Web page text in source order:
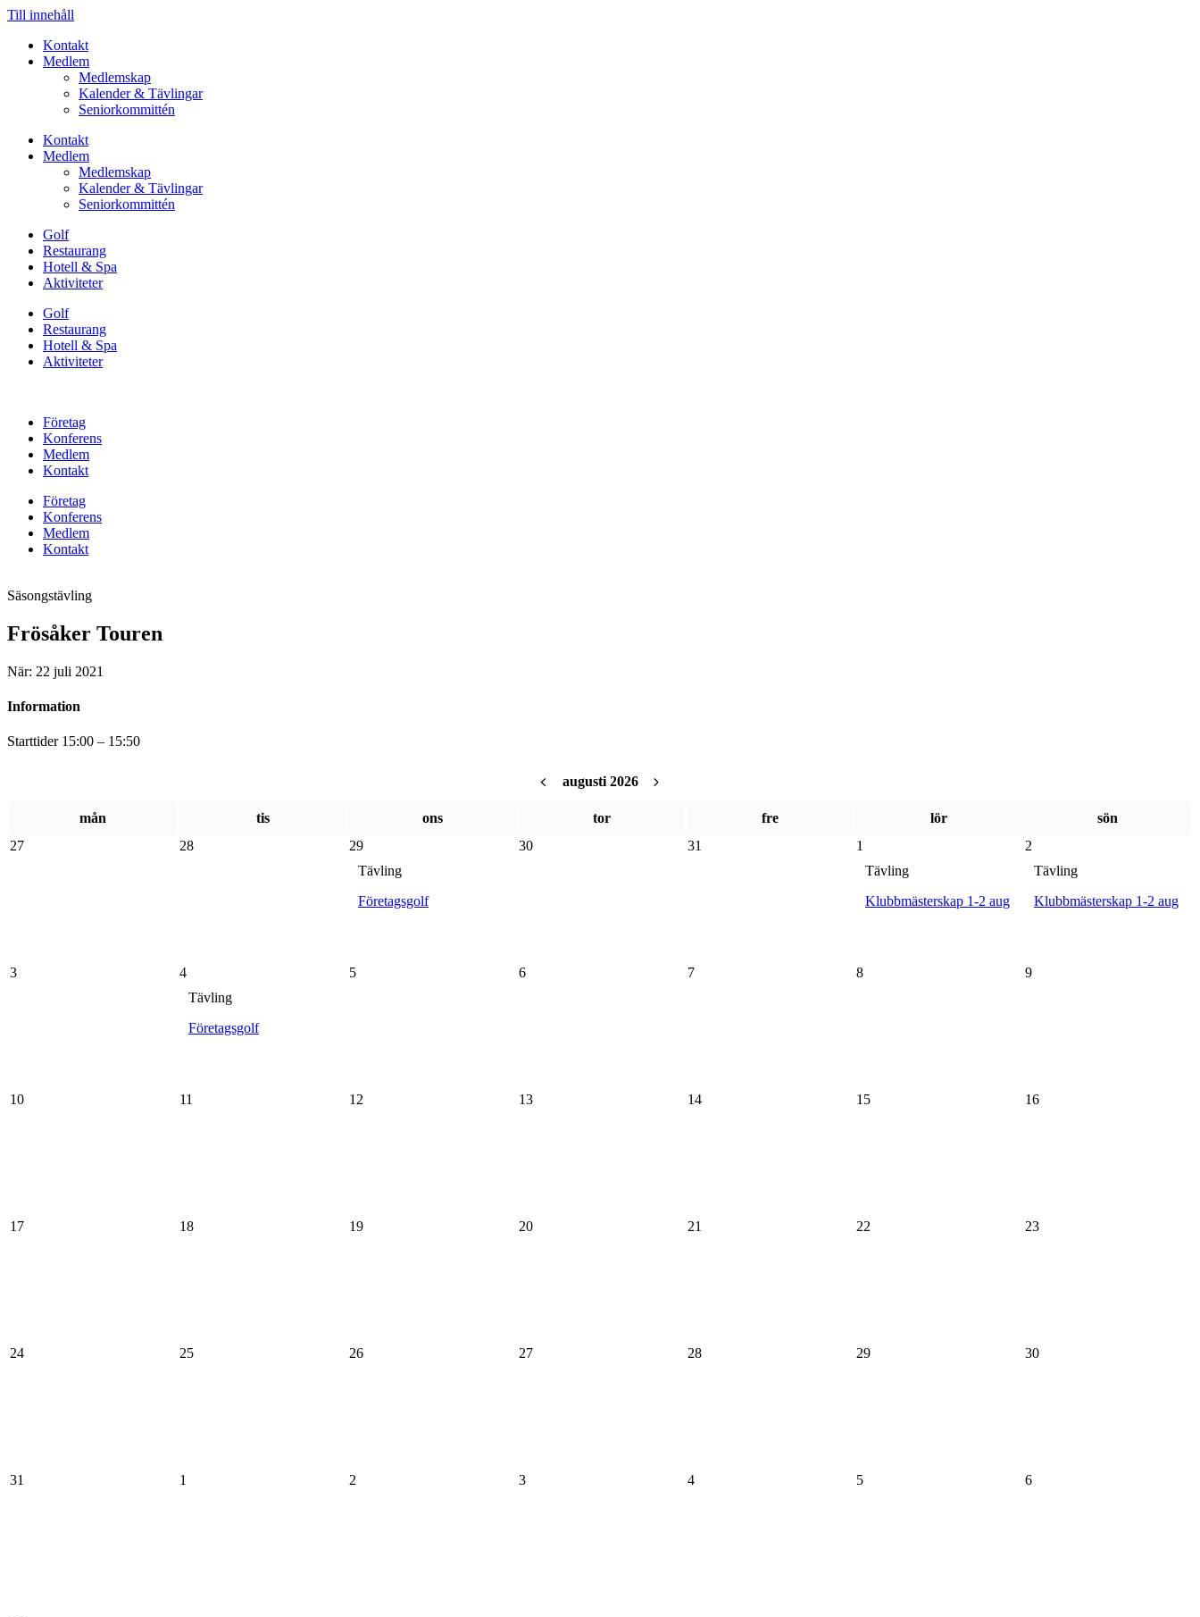
Till innehåll
innehåll
Kontakt
Medlem
Medlemskap
Kalender & Tävlingar
Seniorkommittén
Kontakt
Medlem
Medlemskap
Kalender & Tävlingar
Seniorkommittén
Golf
Restaurang
Hotell & Spa
Aktiviteter
Golf
Restaurang
Hotell & Spa
Aktiviteter
Företag
Konferens
Medlem
Kontakt
Företag
Konferens
Medlem
Kontakt
Säsongstävling
Frösåker Touren
När: 22 juli 2021
Information
Starttider 15:00 – 15:50
augusti 2026
mån tis ons tor fre lör
sön
27
28
29
Tävling
Företagsgolf
30 31
1
Tävling
Klubbmästerskap 1-2 aug
2
Tävling
Klubbmästerskap 1-2 aug
3
4
Tävling
Företagsgolf
5 6 7 8 9
10 11 12 13 14 15 16
17 18 19 20 21 22 23
24 25 26 27 28 29 30
31 1 2 3 4 5 6